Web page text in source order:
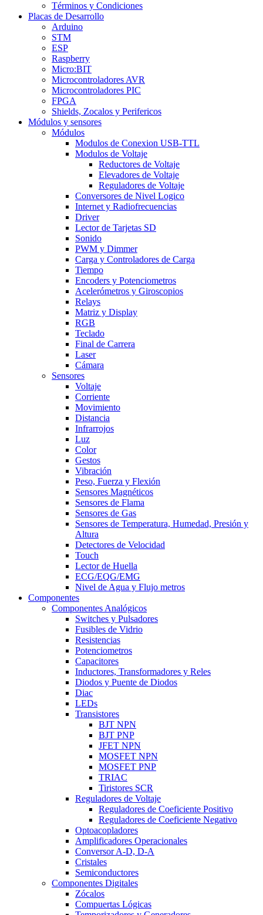
Términos y Condiciones
Placas de Desarrollo
Arduino
STM
ESP
Raspberry
Micro:BIT
Microcontroladores AVR
Microcontroladores PIC
FPGA
Shields, Zocalos y Perifericos
Módulos y sensores
Módulos
Modulos de Conexion USB-TTL
Modulos de Voltaje
Reductores de Voltaje
Elevadores de Voltaje
Reguladores de Voltaje
Conversores de Nivel Logico
Internet y Radiofrecuencias
Driver
Lector de Tarjetas SD
Sonido
PWM y Dimmer
Carga y Controladores de Carga
Tiempo
Encoders y Potenciometros
Acelerómetros y Giroscopios
Relays
Matriz y Display
RGB
Teclado
Final de Carrera
Laser
Cámara
Sensores
Voltaje
Corriente
Movimiento
Distancia
Infrarrojos
Luz
Color
Gestos
Vibración
Peso, Fuerza y Flexión
Sensores Magnéticos
Sensores de Flama
Sensores de Gas
Sensores de Temperatura, Humedad, Presión y
Altura
Detectores de Velocidad
Touch
Lector de Huella
ECG/EQG/EMG
Nivel de Agua y Flujo metros
Componentes
Componentes Analógicos
Switches y Pulsadores
Fusibles de Vidrio
Resistencias
Potenciometros
Capacitores
Inductores, Transformadores y Reles
Diodos y Puente de Diodos
Diac
LEDs
Transistores
BJT NPN
BJT PNP
JFET NPN
MOSFET NPN
MOSFET PNP
TRIAC
Tiristores SCR
Reguladores de Voltaje
Reguladores de Coeficiente Positivo
Reguladores de Coeficiente Negativo
Optoacopladores
Amplificadores Operacionales
Conversor A-D, D-A
Cristales
Semiconductores
Componentes Digitales
Zócalos
Compuertas Lógicas